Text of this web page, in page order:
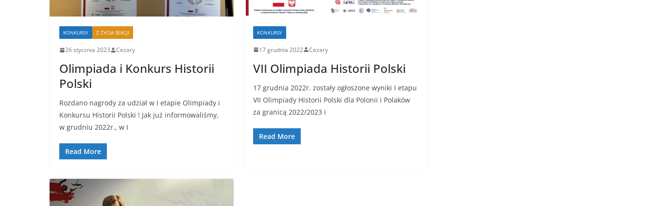
KONKURSY Z ŻYCIA SEKCJI
26 stycznia 2023 Cezary
Olimpiada i Konkurs Historii
Polski
Rozdano nagrody za udział w I etapie Olimpiady i
Konkursu Historii Polski ! Jak już informowaliśmy,
w grudniu 2022r., w I
Read More
KONKURSY
17 grudnia 2022 Cezary
VII Olimpiada Historii Polski
17 grudnia 2022r. zostały ogłoszone wyniki I etapu
VII Olimpiady Historii Polski dla Polonii i Polaków
za granicą 2022/2023 i
Read More